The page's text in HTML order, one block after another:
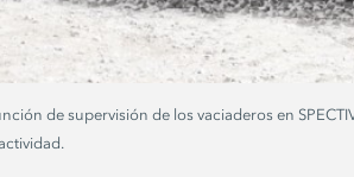
de supervisión de los vaciaderos en